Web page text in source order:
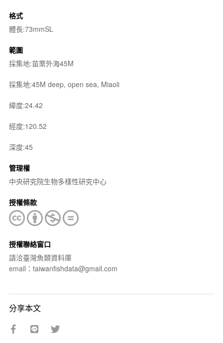
格式
體長:73mmSL
範圍
採集地:苗栗外海45M
採集地:45M deep, open sea, Miaoli
緯度:24.42
經度:120.52
深度:45
管理權
中央研究院生物多樣性研究中心
授權條款
授權聯絡窗口
請洽臺灣魚類資料庫
email：taiwanfishdata@gmail.com
分享本文